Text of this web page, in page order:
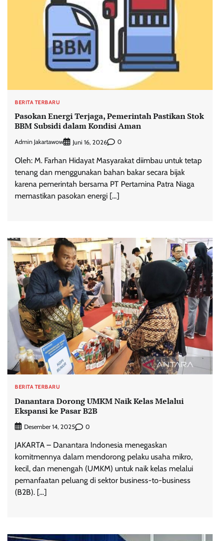
BERITA TERBARU
Pasokan Energi Terjaga, Pemerintah Pastikan Stok
BBM Subsidi dalam Kondisi Aman
Admin Jakartawow Juni 16, 2026 0
Oleh: M. Farhan Hidayat Masyarakat diimbau untuk tetap
tenang dan menggunakan bahan bakar secara bijak
karena pemerintah bersama PT Pertamina Patra Niaga
memastikan pasokan energi […]
BERITA TERBARU
Danantara Dorong UMKM Naik Kelas Melalui
Ekspansi ke Pasar B2B
Desember 14, 2025 0
JAKARTA – Danantara Indonesia menegaskan
komitmennya dalam mendorong pelaku usaha mikro,
kecil, dan menengah (UMKM) untuk naik kelas melalui
pemanfaatan peluang di sektor business-to-business
(B2B). […]